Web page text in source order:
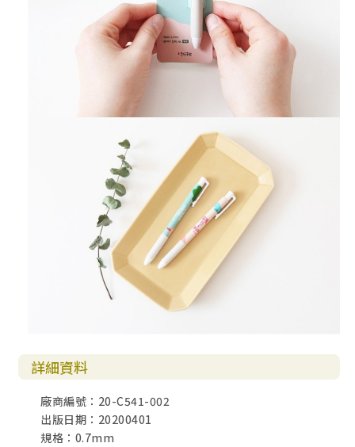
詳細資料
廠商編號：20-C541-002
出版日期：20200401
規格：0.7mm